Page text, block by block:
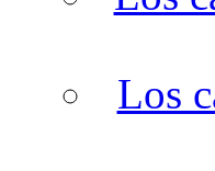
Los